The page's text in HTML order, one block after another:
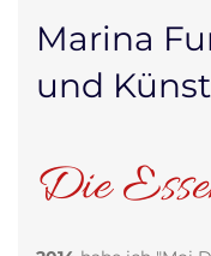
Marina
und
Die